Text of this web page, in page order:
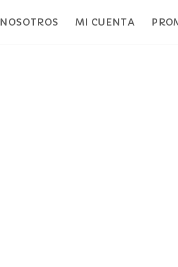
NOSOTROS MI CUENTA